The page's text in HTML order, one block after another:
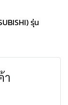
รุ่น
า